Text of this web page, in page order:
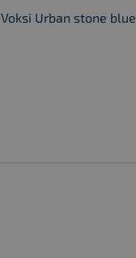
Voksi Urban stone blue